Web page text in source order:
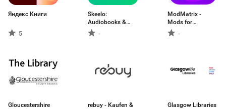
Яндекс Книги
5
Skeelo:
Audiobooks &
Ebooks
-
ModMatrix -
Mods for
Minecraft
-
Gloucestershire
rebuy - Kaufen &
Glasgow Libraries